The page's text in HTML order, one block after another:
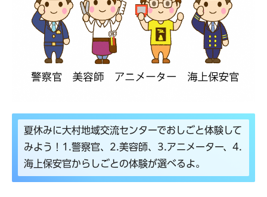
夏休みに大村地域交流センターでおしごと体験して
みよう！1.警察官、2.美容師、3.アニメーター、4.
海上保安官からしごとの体験が選べるよ。